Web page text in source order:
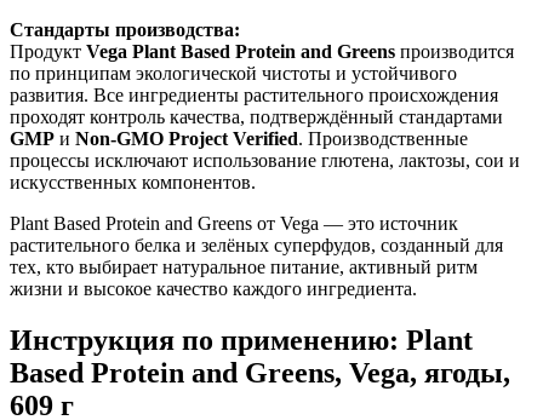
Стандарты производства:
Продукт Vega Plant Based Protein and Greens производится
по принципам экологической чистоты и устойчивого
развития. Все ингредиенты растительного происхождения
проходят контроль качества, подтверждённый стандартами
GMP и Non-GMO Project Verified. Производственные
процессы исключают использование глютена, лактозы, сои и
искусственных компонентов.
Plant Based Protein and Greens от Vega — это источник
растительного белка и зелёных суперфудов, созданный для
тех, кто выбирает натуральное питание, активный ритм
жизни и высокое качество каждого ингредиента.
Инструкция по применению: Plant
Based Protein and Greens, Vega, ягоды,
609 г